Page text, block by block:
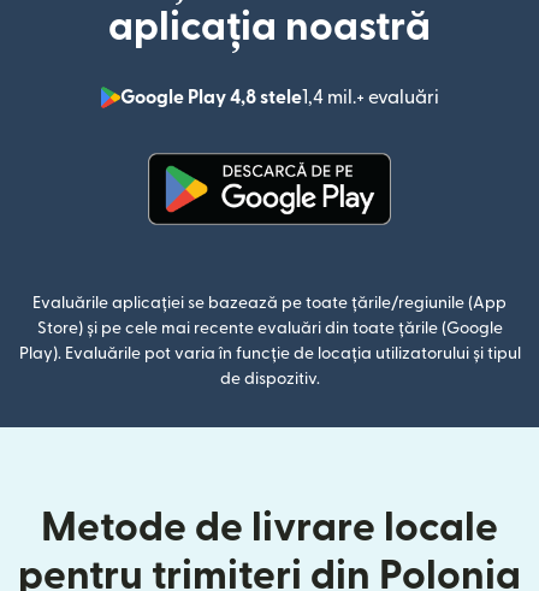
aplicația noastră
Google Play 4,8 stele1,4 mil.+ evaluări
(se
Evaluările aplicației se bazează pe toate țările/regiunile (App
Store) și pe cele mai recente evaluări din toate țările (Google
Play). Evaluările pot varia în funcție de locația utilizatorului și tipul
de dispozitiv.
Metode de livrare locale
pentru trimiteri din Polonia